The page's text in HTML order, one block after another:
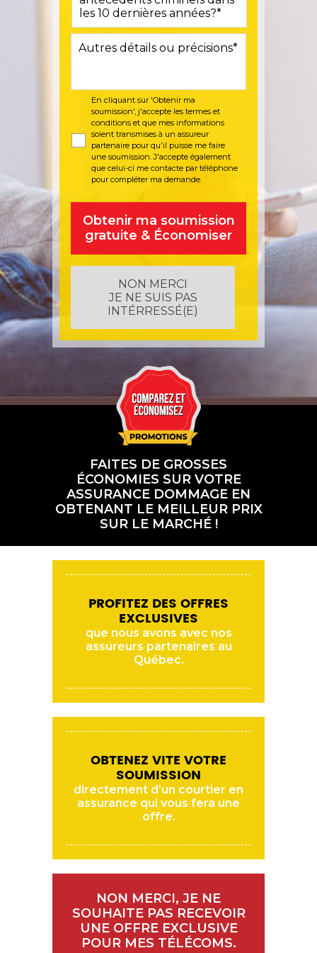
DD
En cliquant sur 'Obtenir ma
soumission', j'accepte les termes et
conditions et que mes informations
soient transmises à un assureur
partenaire pour qu'il puisse me faire
une soumission. J'accepte également
que celui-ci me contacte par téléphone
pour compléter ma demande.
NON MERCI
JE NE SUIS PAS
INTÉRRESSÉ(E)
FAITES DE GROSSES
ÉCONOMIES SUR VOTRE
ASSURANCE DOMMAGE EN
OBTENANT LE MEILLEUR PRIX
SUR LE MARCHÉ !
PROFITEZ DES OFFRES
EXCLUSIVES
que nous avons avec nos
assureurs partenaires au
Québec.
OBTENEZ VITE VOTRE
SOUMISSION
directement d’un courtier en
assurance qui vous fera une
offre.
NON MERCI, JE NE
SOUHAITE PAS RECEVOIR
UNE OFFRE EXCLUSIVE
POUR MES TÉLÉCOMS.